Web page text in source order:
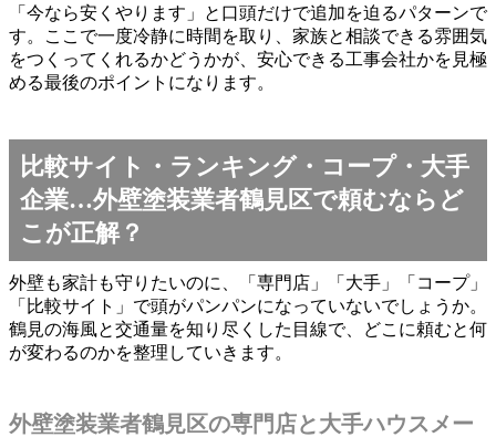
「今なら安くやります」と口頭だけで追加を迫るパターンで
す。ここで一度冷静に時間を取り、家族と相談できる雰囲気
をつくってくれるかどうかが、安心できる工事会社かを見極
める最後のポイントになります。
比較サイト・ランキング・コープ・大手
企業…外壁塗装業者鶴見区で頼むならど
こが正解？
外壁も家計も守りたいのに、「専門店」「大手」「コープ」
「比較サイト」で頭がパンパンになっていないでしょうか。
鶴見の海風と交通量を知り尽くした目線で、どこに頼むと何
が変わるのかを整理していきます。
外壁塗装業者鶴見区の専門店と大手ハウスメー